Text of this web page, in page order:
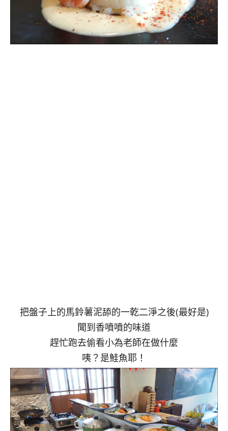
把盤子上的馬鈴薯泥舔的一乾二淨之後(最好是)
聞到香噴噴的味道
趕忙跑去偷看小為老師在做什麼
咦？是鮭魚耶！